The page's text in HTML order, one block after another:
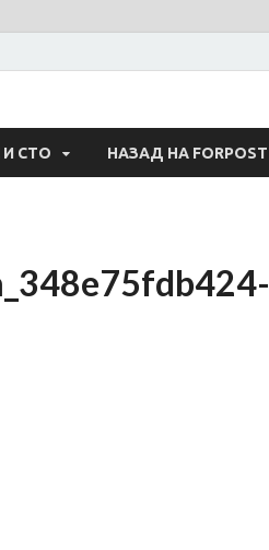
СТО НАЗАД НА FORPOST